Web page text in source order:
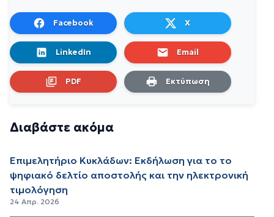
Facebook X
LinkedIn Email
PDF Εκτύπωση
Διαβάστε ακόμα
Επιμελητήριο Κυκλάδων: Εκδήλωση για το το
ψηφιακό δελτίο αποστολής και την ηλεκτρονική
τιμολόγηση
24 Απρ. 2026